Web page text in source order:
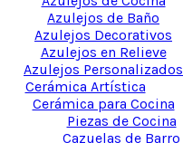
Azulejos de Baño
Azulejos Decorativos
Azulejos en Relieve
Azulejos Personalizados
Cerámica Artística
Cerámica para Cocina
Piezas de Cocina
Cazuelas de Barro